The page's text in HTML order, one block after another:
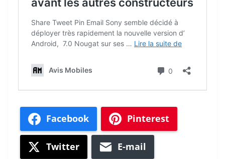
Facebook Pinterest
Twitter E-mail